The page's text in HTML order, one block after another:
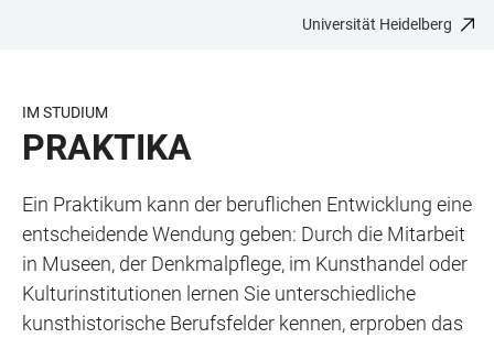
BARRIEREFREIHEIT
Universität Heidelberg
IM STUDIUM
PRAKTIKA
Ein Praktikum kann der beruflichen Entwicklung eine
entscheidende Wendung geben: Durch die Mitarbeit
in Museen, der Denkmalpflege, im Kunsthandel oder
Kulturinstitutionen lernen Sie unterschiedliche
kunsthistorische Berufsfelder kennen, erproben das